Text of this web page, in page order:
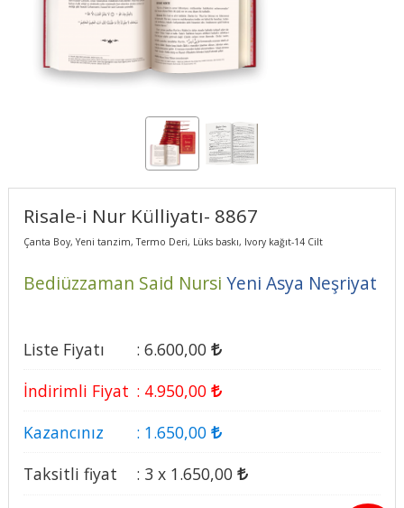
Risale-i Nur Külliyatı- 8867
Çanta Boy, Yeni tanzim, Termo Deri, Lüks baskı, Ivory kağıt-14 Cilt
Bediüzzaman Said Nursi Yeni Asya Neşriyat
Liste Fiyatı : 6.600,00
İndirimli Fiyat : 4.950,00
Kazancınız
: 1.650,00
Taksitli fiyat
: 3 x 1.650,00